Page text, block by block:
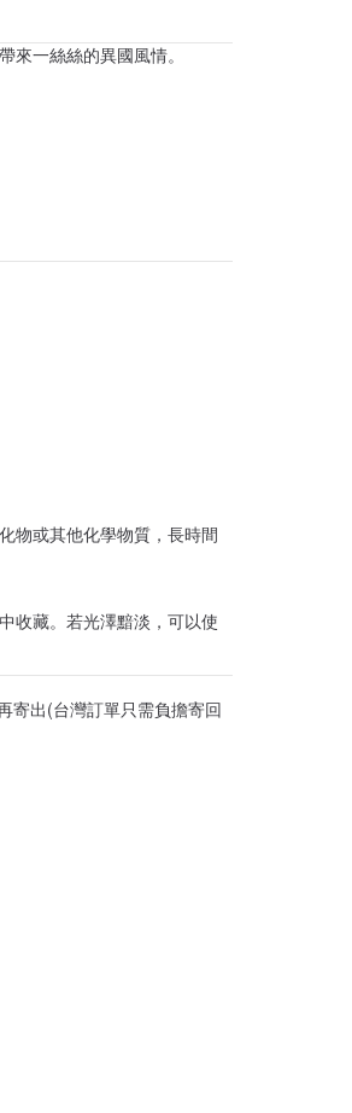
一絲絲的異國風情。
物或其他化學物質，長時間
收藏。若光澤黯淡，可以使
寄出(台灣訂單只需負擔寄回